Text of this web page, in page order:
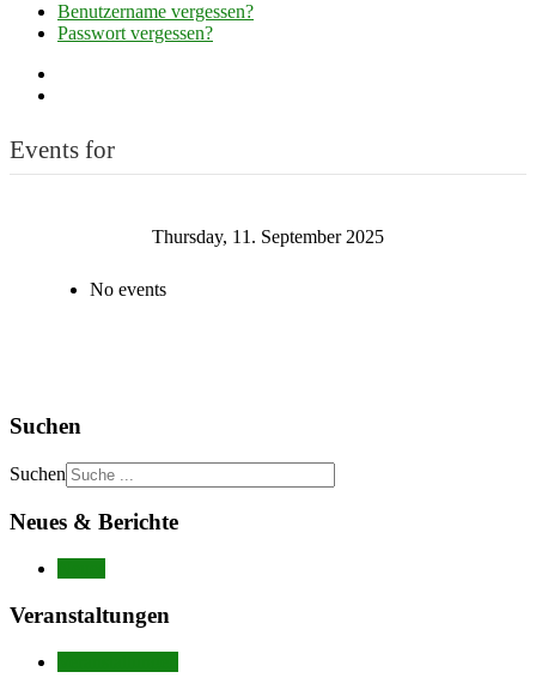
Benutzername vergessen?
Passwort vergessen?
Events for
Thursday, 11. September 2025
No events
Suchen
Suchen
Neues & Berichte
Veranstaltungen